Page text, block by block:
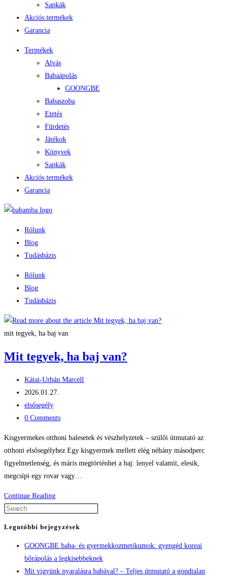
Sapkák
Akciós termékek
Garancia
Termékek
Alvás
Babaápolás
GOONGBE
Babaszoba
Etetés
Fürdetés
Játékok
Könyvek
Sapkák
Akciós termékek
Garancia
Rólunk
Blog
Tudásbázis
Rólunk
Blog
Tudásbázis
mit tegyek, ha baj van
Mit tegyek, ha baj van?
Post
author:
Kátai-Urbán Marcell
Post
published:
2026.01.27.
Post
category:
elsősegély
Post
0 Comments
Kisgyermekes otthoni balesetek és vészhelyzetek – szülői útmutató az
otthoni elsősegélyhez Egy kisgyermek mellett elég néhány másodperc
figyelmetlenség, és máris megtörténhet a baj: lenyel valamit, elesik,
megcsípi egy rovar vagy…
Continue ReadingMit
van?
close
the
search
Legutóbbi bejegyzések
GOONGBE baba- és gyermekkozmetikumok: gyengéd koreai
bőrápolás a legkisebbeknek
Mit vigyünk nyaralásra babával? – Teljes útmutató a gondtalan